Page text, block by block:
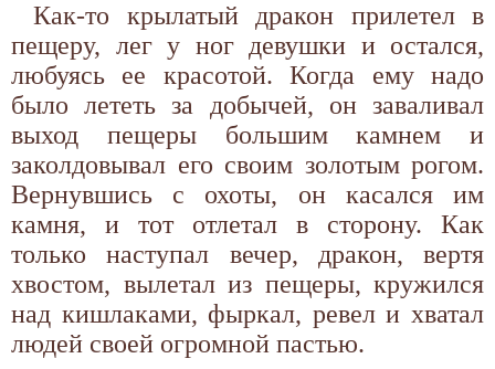
Как-то крылатый дракон прилетел в
пещеру, лег у ног девушки и остался,
любуясь ее красотой. Когда ему надо
было лететь за добычей, он заваливал
выход пещеры большим камнем и
заколдовывал его своим золотым рогом.
Вернувшись с охоты, он касался им
камня, и тот отлетал в сторону. Как
только наступал вечер, дракон, вертя
хвостом, вылетал из пещеры, кружился
над кишлаками, фыркал, ревел и хватал
людей своей огромной пастью.